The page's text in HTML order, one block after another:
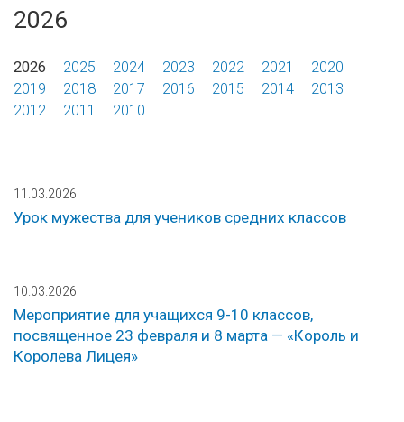
2026
2026 2025 2024 2023 2022 2021
2020
2019
2018 2017 2016 2015 2014
2013
2012
2011 2010
11.03.2026
Урок мужества для учеников средних классов
10.03.2026
Мероприятие для учащихся 9-10 классов,
посвященное 23 февраля и 8 марта — «Король и
Королева Лицея»